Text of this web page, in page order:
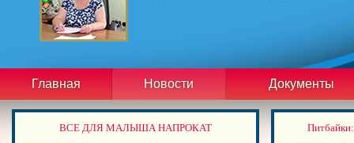
Главная Новости Документы
ВСЕ ДЛЯ МАЛЫША НАПРОКАТ